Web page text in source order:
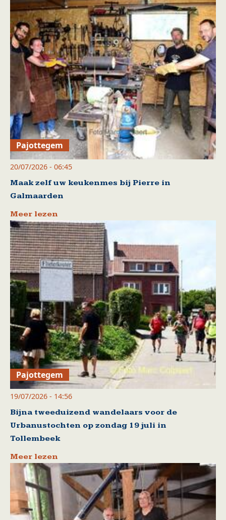
Pajottegem
20/07/2026 - 06:45
Maak zelf uw keukenmes bij Pierre in
Galmaarden
Meer lezen
Pajottegem
19/07/2026 - 14:56
Bijna tweeduizend wandelaars voor de
Urbanustochten op zondag 19 juli in
Tollembeek
Meer lezen